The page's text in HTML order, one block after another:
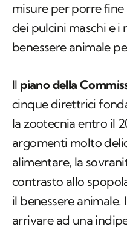
misure per porre fine
dei pulcini maschi e
benessere animale
Il piano della
cinque direttrici
la zootecnia entro il
argomenti molto
alimentare, la
contrasto allo
il benessere
arrivare ad una